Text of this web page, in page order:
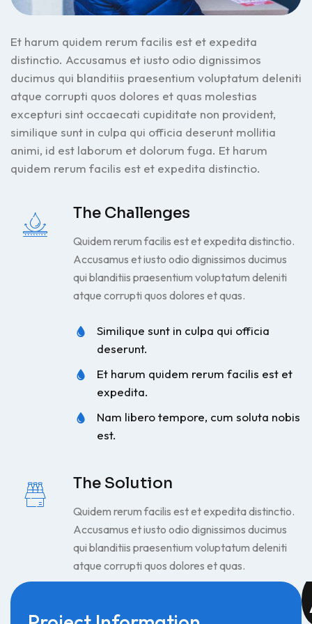
Et harum quidem rerum facilis est et expedita
distinctio. Accusamus et iusto odio dignissimos
ducimus qui blanditiis praesentium voluptatum deleniti
atque corrupti quos dolores et quas molestias
excepturi sint occaecati cupiditate non provident,
similique sunt in culpa qui officia deserunt mollitia
animi, id est laborum et dolorum fuga. Et harum
quidem rerum facilis est et expedita distinctio.
The Challenges
Quidem rerum facilis est et expedita distinctio.
Accusamus et iusto odio dignissimos ducimus
qui blanditiis praesentium voluptatum deleniti
atque corrupti quos dolores et quas.
Similique sunt in culpa qui officia
deserunt.
Et harum quidem rerum facilis est et
expedita.
Nam libero tempore, cum soluta nobis
est.
The Solution
Quidem rerum facilis est et expedita distinctio.
Accusamus et iusto odio dignissimos ducimus
qui blanditiis praesentium voluptatum deleniti
atque corrupti quos dolores et quas.